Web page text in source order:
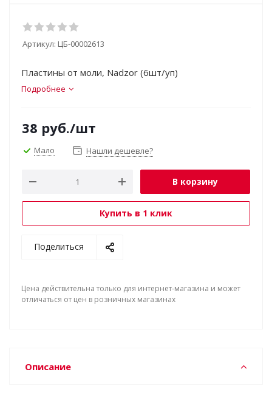
Артикул: ЦБ-00002613
Пластины от моли, Nadzor (6шт/уп)
Подробнее
38 руб./шт
Мало Нашли дешевле?
В корзину
Купить в 1 клик
Поделиться
Цена действительна только для интернет-магазина и может
отличаться от цен в розничных магазинах
Описание